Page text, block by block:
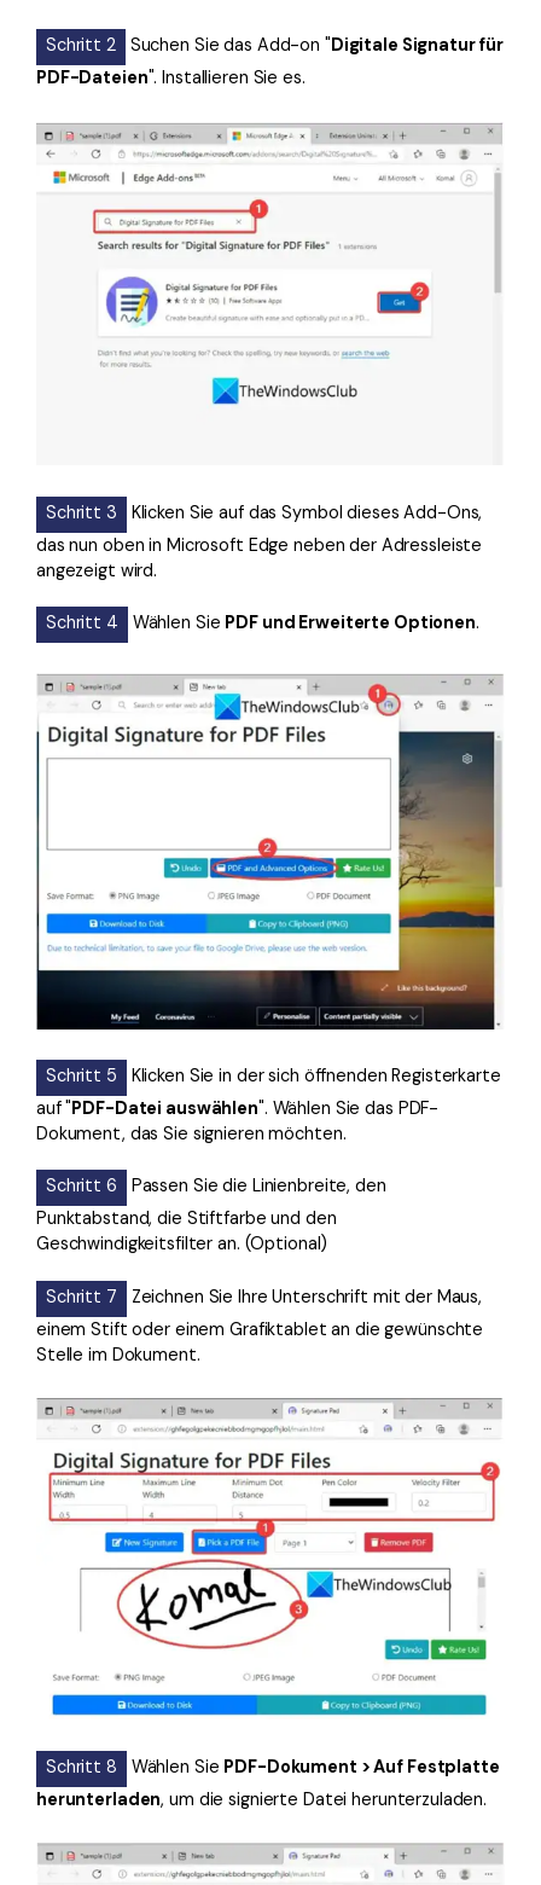
Schritt 2 Suchen Sie das Add-on "Digitale Signatur für
PDF-Dateien". Installieren Sie es.
Schritt 3
Klicken Sie auf das Symbol dieses Add-Ons,
das nun oben in Microsoft Edge neben der Adressleiste
angezeigt wird.
Schritt 4 Wählen Sie PDF und Erweiterte Optionen.
Schritt 5
Klicken Sie in der sich öffnenden Registerkarte
auf "PDF-Datei auswählen". Wählen Sie das PDF-
Dokument, das Sie signieren möchten.
Schritt 6
Passen Sie die Linienbreite, den
Punktabstand, die Stiftfarbe und den
Geschwindigkeitsfilter an. (Optional)
Schritt 7
Zeichnen Sie Ihre Unterschrift mit der Maus,
einem Stift oder einem Grafiktablet an die gewünschte
Stelle im Dokument.
Schritt 8 Wählen Sie PDF-Dokument > Auf Festplatte
herunterladen, um die signierte Datei herunterzuladen.